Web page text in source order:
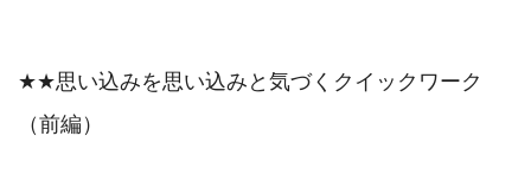
★★思い込みを思い込みと気づくクイックワーク
（前編）